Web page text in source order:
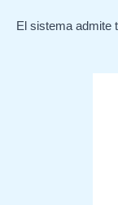
El sistema admite